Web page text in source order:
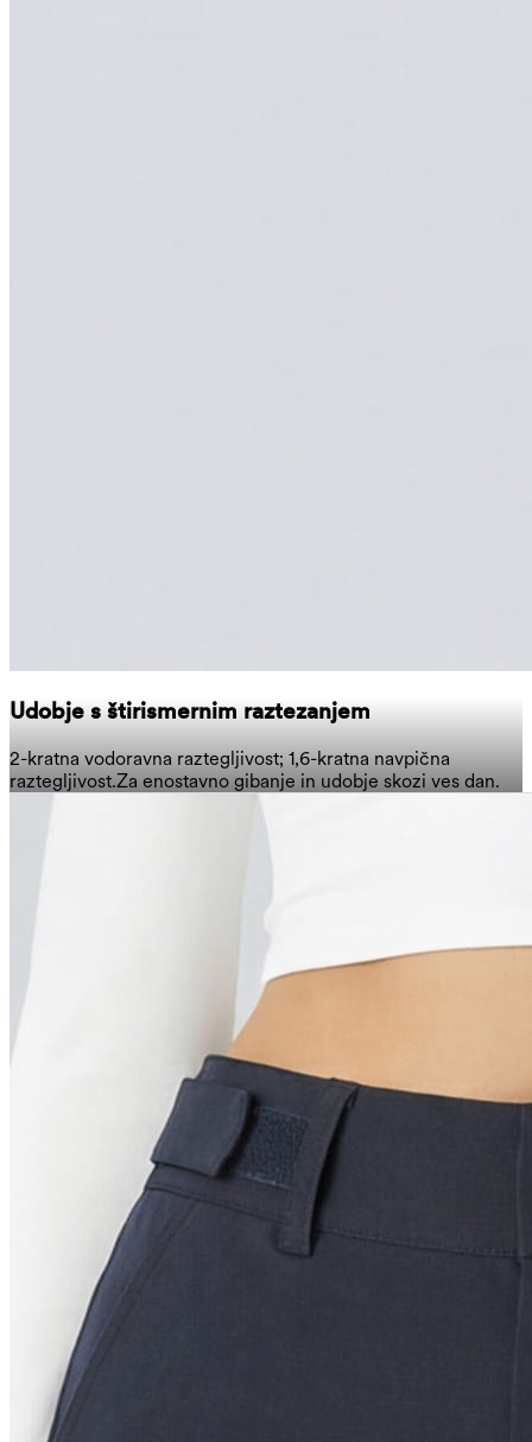
Udobje s štirismernim raztezanjem
2-kratna vodoravna raztegljivost; 1,6-kratna navpična
raztegljivost.Za enostavno gibanje in udobje skozi ves dan.